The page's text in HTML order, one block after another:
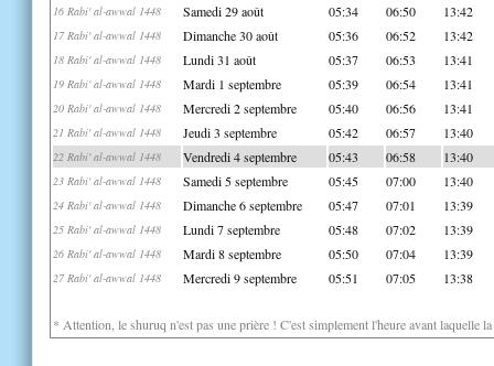
16 Rabi' al-awwal 1448 Samedi 29 août 05:34 06:50 13:42
17 Rabi' al-awwal 1448 Dimanche 30 août 05:36 06:52 13:42
18 Rabi' al-awwal 1448 Lundi 31 août 05:37 06:53 13:41
19 Rabi' al-awwal 1448 Mardi 1 septembre 05:39 06:54 13:41
20 Rabi' al-awwal 1448 Mercredi 2 septembre 05:40 06:56 13:41
21 Rabi' al-awwal 1448 Jeudi 3 septembre 05:42 06:57 13:40
22 Rabi' al-awwal 1448 Vendredi 4 septembre 05:43 06:58 13:40
23 Rabi' al-awwal 1448 Samedi 5 septembre 05:45 07:00 13:40
24 Rabi' al-awwal 1448 Dimanche 6 septembre 05:47 07:01 13:39
25 Rabi' al-awwal 1448 Lundi 7 septembre 05:48 07:02 13:39
26 Rabi' al-awwal 1448 Mardi 8 septembre 05:50 07:04 13:39
27 Rabi' al-awwal 1448 Mercredi 9 septembre 05:51 07:05 13:38
* Attention, le shuruq n'est pas une prière ! C'est simplement l'heure avant laquelle